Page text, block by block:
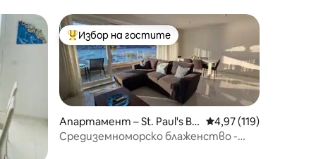
Най-популярен избор на гостите
Избор на гостите
Апартамент – St. Paul's Ba
y
Средна оценка: 4,97
4,97 (119)
Средиземноморско блаженство -